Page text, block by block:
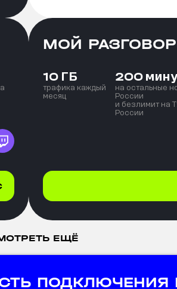
МОЙ РАЗГОВОР
10 ГБ
трафика каждый
месяц
200
на остальные
России
и безлимит на
России
ЕЩЁ
ПОДКЛЮЧЕНИЯ